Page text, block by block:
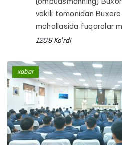
(ombudsmanning)
vakili tomonidan Buxoro
mahallasida fuqarolar
maqsadida sayyor qabul
1208 Ko'rdi
xabar